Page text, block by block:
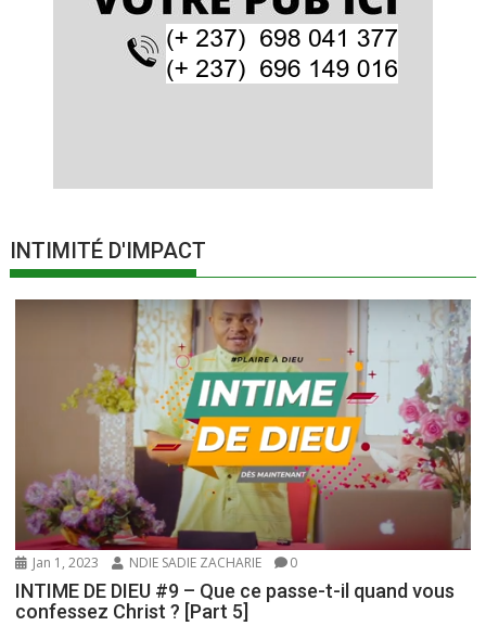
INTIMITÉ D'IMPACT
Jan 1, 2023 NDIE SADIE ZACHARIE 0
INTIME DE DIEU #9 – Que ce passe-t-il quand vous
confessez Christ ? [Part 5]